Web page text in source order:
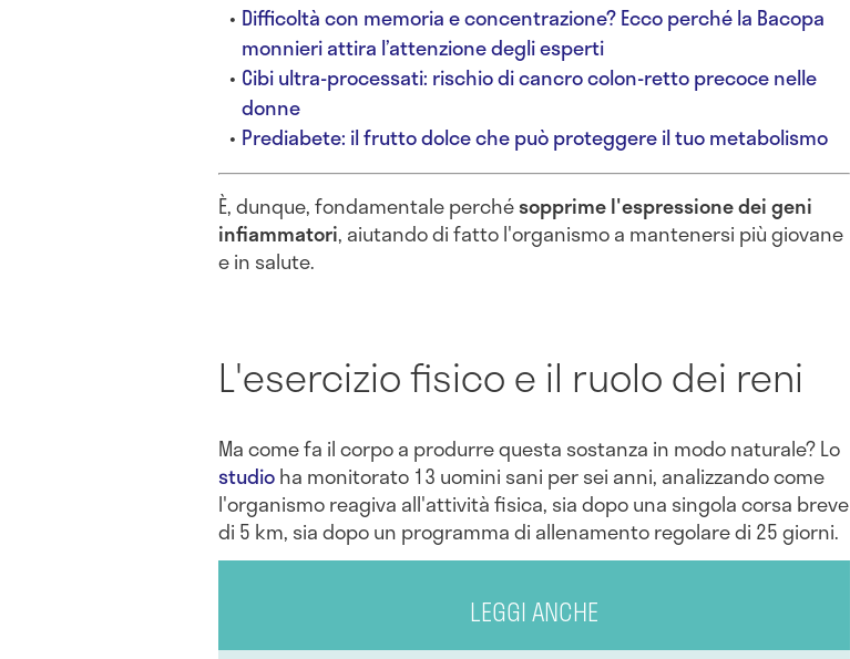
Difficoltà con memoria e concentrazione? Ecco perché la Bacopa
monnieri attira l’attenzione degli esperti
Cibi ultra-processati: rischio di cancro colon-retto precoce nelle
donne
Prediabete: il frutto dolce che può proteggere il tuo metabolismo
È, dunque, fondamentale perchésopprime l'espressione dei geni
infiammatori, aiutando di fatto l'organismo a mantenersi più giovane
e in salute.
L'esercizio fisico e il ruolo dei reni
Ma come fa il corpo a produrre questa sostanza in modo naturale? Lo
studioha monitorato 13 uomini sani per sei anni, analizzando come
l'organismo reagiva all'attività fisica, sia dopo una singola corsa breve
di 5 km, sia dopo un programma di allenamento regolare di 25 giorni.
LEGGI ANCHE